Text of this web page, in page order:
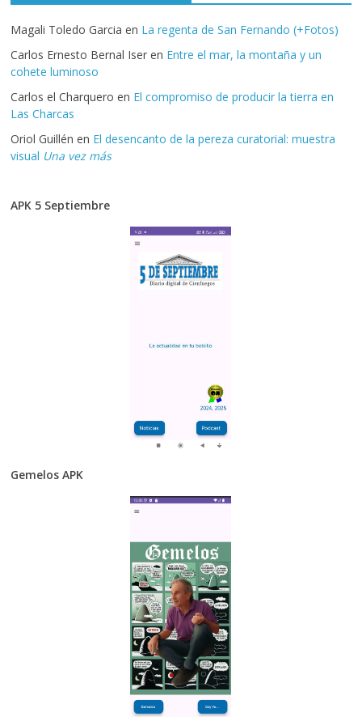
Magali Toledo Garcia en La regenta de San Fernando (+Fotos)
Carlos Ernesto Bernal Iser en Entre el mar, la montaña y un
cohete luminoso
Carlos el Charquero en El compromiso de producir la tierra en
Las Charcas
Oriol Guillén en El desencanto de la pereza curatorial: muestra
visual Una vez más
APK 5 Septiembre
Gemelos APK